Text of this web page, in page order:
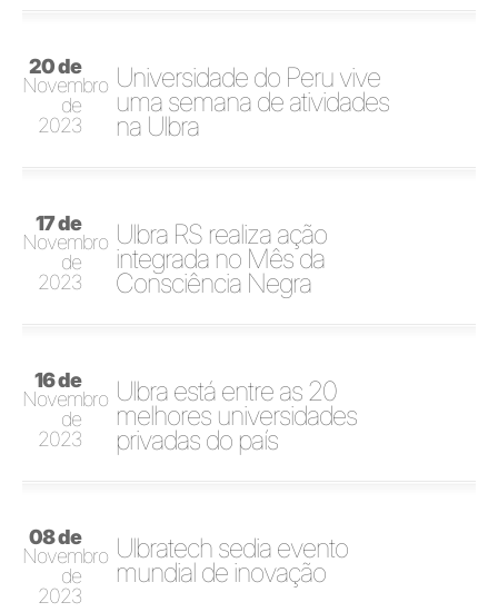
20 de
Novembro
de
2023
Universidade do Peru vive
uma semana de atividades
na Ulbra
17 de
Novembro
de
2023
Ulbra RS realiza ação
integrada no Mês da
Consciência Negra
16 de
Novembro
de
2023
Ulbra está entre as 20
melhores universidades
privadas do país
08 de
Novembro
de
2023
Ulbratech sedia evento
mundial de inovação